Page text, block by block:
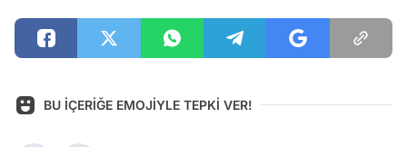
BU İÇERİĞE EMOJİYLE TEPKİ VER!